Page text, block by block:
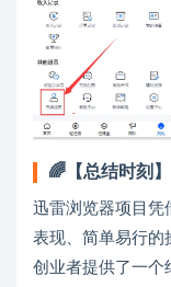
🌈【总结时刻
迅雷浏览器项目凭
表现、简单易行的
创业者提供了一个